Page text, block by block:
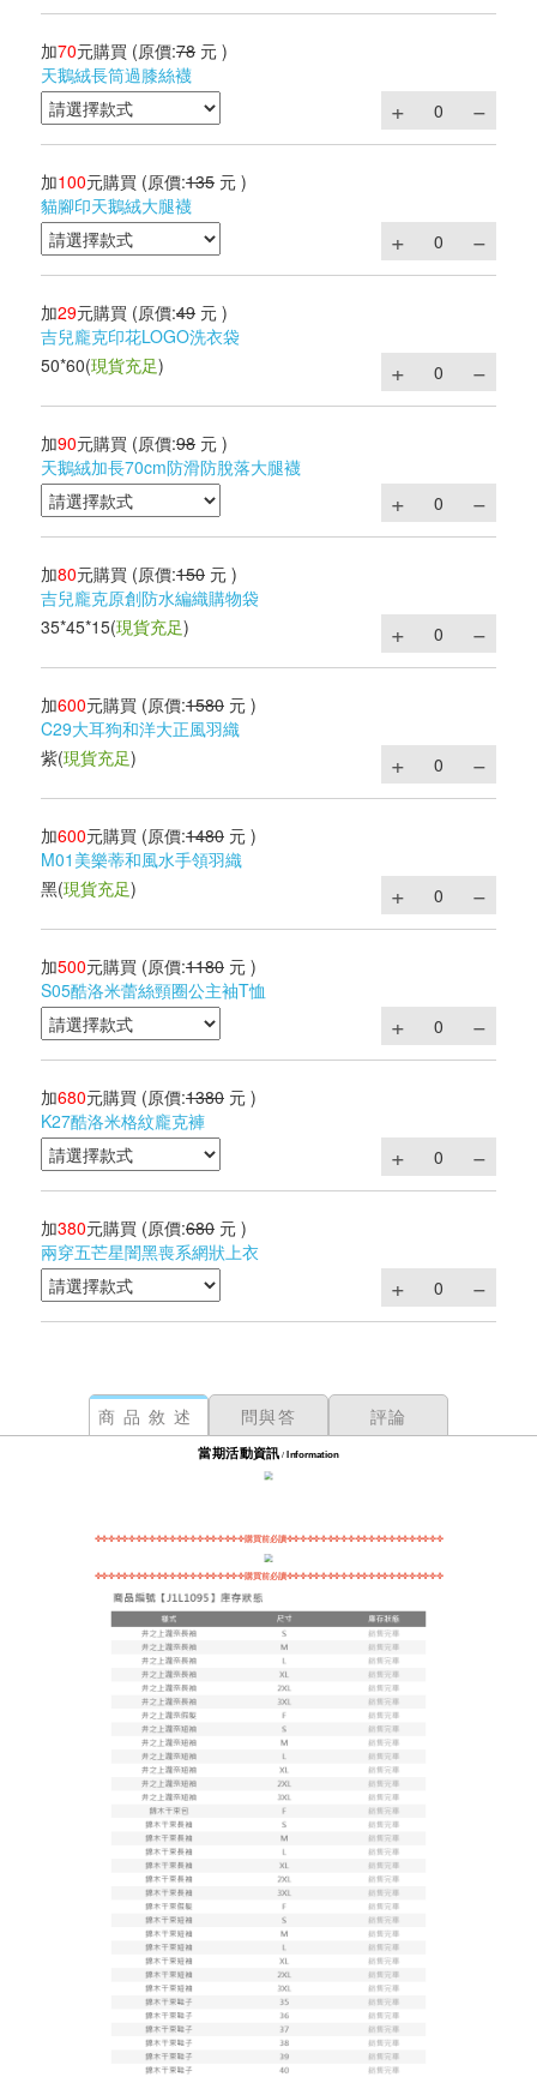
加70元購買 (原價:78 元 )
天鵝絨長筒過膝絲襪
加100元購買 (原價:135 元 )
貓腳印天鵝絨大腿襪
加29元購買 (原價:49 元 )
吉兒龐克印花LOGO洗衣袋
50*60(現貨充足)
加90元購買 (原價:98 元 )
天鵝絨加長70cm防滑防脫落大腿襪
加80元購買 (原價:150 元 )
吉兒龐克原創防水編織購物袋
35*45*15(現貨充足)
加600元購買 (原價:1580 元 )
C29大耳狗和洋大正風羽織
紫(現貨充足)
加600元購買 (原價:1480 元 )
M01美樂蒂和風水手領羽織
黑(現貨充足)
加500元購買 (原價:1180 元 )
S05酷洛米蕾絲頸圈公主袖T恤
加680元購買 (原價:1380 元 )
K27酷洛米格紋龐克褲
加380元購買 (原價:680 元 )
兩穿五芒星闇黑喪系網狀上衣
商品敘述 問與答 評論